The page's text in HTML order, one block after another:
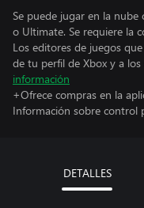
Se puede jugar en la nube
o Ultimate. Se requiere la
Los editores de juegos
de tu perfil de Xbox y a
información
+Ofrece compras en la
Información sobre control
DETALLES